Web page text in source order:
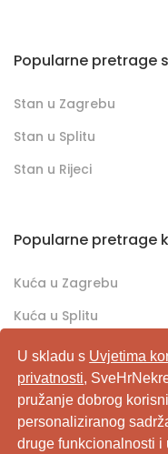
U skladu s Uvjetima
privatnosti,
pružanje dobrog
personaliziranog
druge funkcionalnosti
Popularne pretrage
Stan u Zagrebu
Stan u Splitu
Stan u Rijeci
Popularne pretrage
Kuća u Zagrebu
Kuća u Splitu
Kuća u Rijeci
SveHrNekretnine.com
pretraživač/oglašivač
kuća, vikendica,